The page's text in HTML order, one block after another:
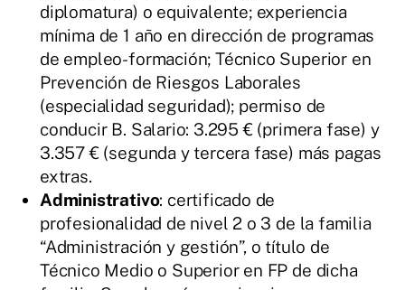
diplomatura) o equivalente; experiencia
mínima de 1 año en dirección de programas
de empleo-formación; Técnico Superior en
Prevención de Riesgos Laborales
(especialidad seguridad); permiso de
conducir B. Salario: 3.295 € (primera fase) y
3.357 € (segunda y tercera fase) más pagas
extras.
Administrativo: certificado de
profesionalidad de nivel 2 o 3 de la familia
“Administración y gestión”, o título de
Técnico Medio o Superior en FP de dicha